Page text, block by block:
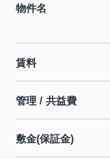
物件名
賃料
管理 / 共益費
敷金(保証金)